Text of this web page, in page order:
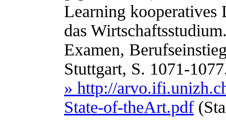
Learning
das
Examen,
Stuttgart, S. 1071-
» http://
State-of-theArt.pdf